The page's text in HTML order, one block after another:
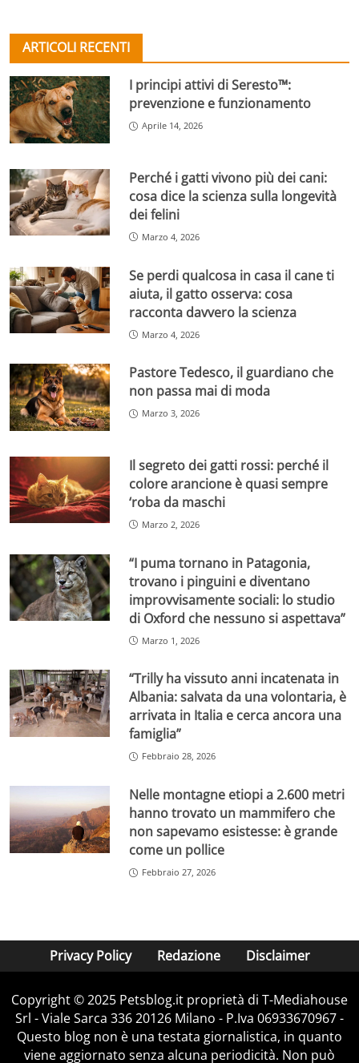
ARTICOLI RECENTI
I principi attivi di Seresto™:
prevenzione e funzionamento
Aprile 14, 2026
Perché i gatti vivono più dei cani:
cosa dice la scienza sulla longevità
dei felini
Marzo 4, 2026
Se perdi qualcosa in casa il cane ti
aiuta, il gatto osserva: cosa
racconta davvero la scienza
Marzo 4, 2026
Pastore Tedesco, il guardiano che
non passa mai di moda
Marzo 3, 2026
Il segreto dei gatti rossi: perché il
colore arancione è quasi sempre
‘roba da maschi
Marzo 2, 2026
“I puma tornano in Patagonia,
trovano i pinguini e diventano
improvvisamente sociali: lo studio
di Oxford che nessuno si aspettava”
Marzo 1, 2026
“Trilly ha vissuto anni incatenata in
Albania: salvata da una volontaria, è
arrivata in Italia e cerca ancora una
famiglia”
Febbraio 28, 2026
Nelle montagne etiopi a 2.600 metri
hanno trovato un mammifero che
non sapevamo esistesse: è grande
come un pollice
Febbraio 27, 2026
Privacy Policy Redazione Disclaimer
Copyright © 2025 Petsblog.it proprietà di T-Mediahouse
Srl - Viale Sarca 336 20126 Milano - P.Iva 06933670967 -
Questo blog non è una testata giornalistica, in quanto
viene aggiornato senza alcuna periodicità. Non può